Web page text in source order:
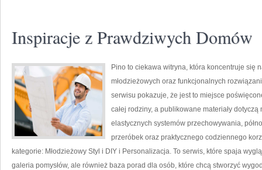
Inspiracje z Prawdziwych Domów
Pino to ciekawa witryna, która koncentruje się
młodzieżowych oraz funkcjonalnych
serwisu pokazuje, że jest to miejsce
całej rodziny, a publikowane materiały
elastycznych systemów przechowywania,
przeróbek oraz praktycznego codziennego
kategorie: Młodzieżowy Styl i DIY i Personalizacja. To serwis, które spaja
galeria pomysłów, ale również baza porad dla osób, które chcą stworzyć